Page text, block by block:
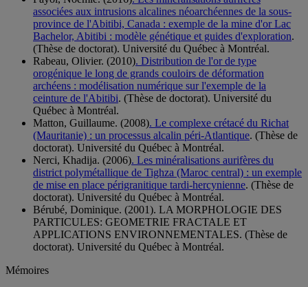
associées aux intrusions alcalines néoarchéennes de la sous-
province de l'Abitibi, Canada : exemple de la mine d'or Lac
Bachelor, Abitibi : modèle génétique et guides d'exploration.
(Thèse de doctorat). Université du Québec à Montréal.
Rabeau, Olivier. (2010). Distribution de l'or de type
orogénique le long de grands couloirs de déformation
archéens : modélisation numérique sur l'exemple de la
ceinture de l'Abitibi. (Thèse de doctorat). Université du
Québec à Montréal.
Matton, Guillaume. (2008). Le complexe crétacé du Richat
(Mauritanie) : un processus alcalin péri-Atlantique. (Thèse de
doctorat). Université du Québec à Montréal.
Nerci, Khadija. (2006). Les minéralisations aurifères du
district polymétallique de Tighza (Maroc central) : un exemple
de mise en place périgranitique tardi-hercynienne. (Thèse de
doctorat). Université du Québec à Montréal.
Bérubé, Dominique. (2001). LA MORPHOLOGIE DES
PARTICULES: GEOMETRIE FRACTALE ET
APPLICATIONS ENVIRONNEMENTALES. (Thèse de
doctorat). Université du Québec à Montréal.
Mémoires